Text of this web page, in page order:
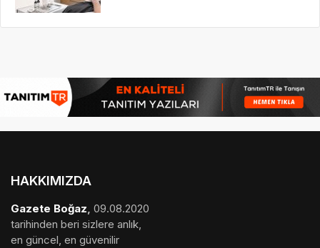
HAKKIMIZDA
Gazete Boğaz, 09.08.2020
tarihinden beri sizlere anlık,
en güncel, en güvenilir